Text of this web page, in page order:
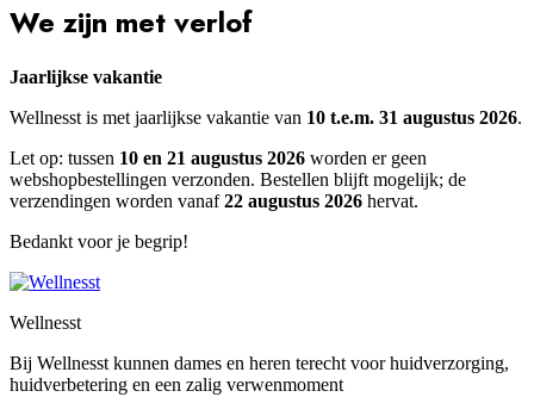
We zijn met verlof
Jaarlijkse vakantie
Wellnesst is met jaarlijkse vakantie van 10 t.e.m. 31 augustus 2026.
Let op: tussen 10 en 21 augustus 2026 worden er geen
webshopbestellingen verzonden. Bestellen blijft mogelijk; de
verzendingen worden vanaf22 augustus 2026 hervat.
Bedankt voor je begrip!
Wellnesst
Bij Wellnesst kunnen dames en heren terecht voor huidverzorging,
huidverbetering en een zalig verwenmoment